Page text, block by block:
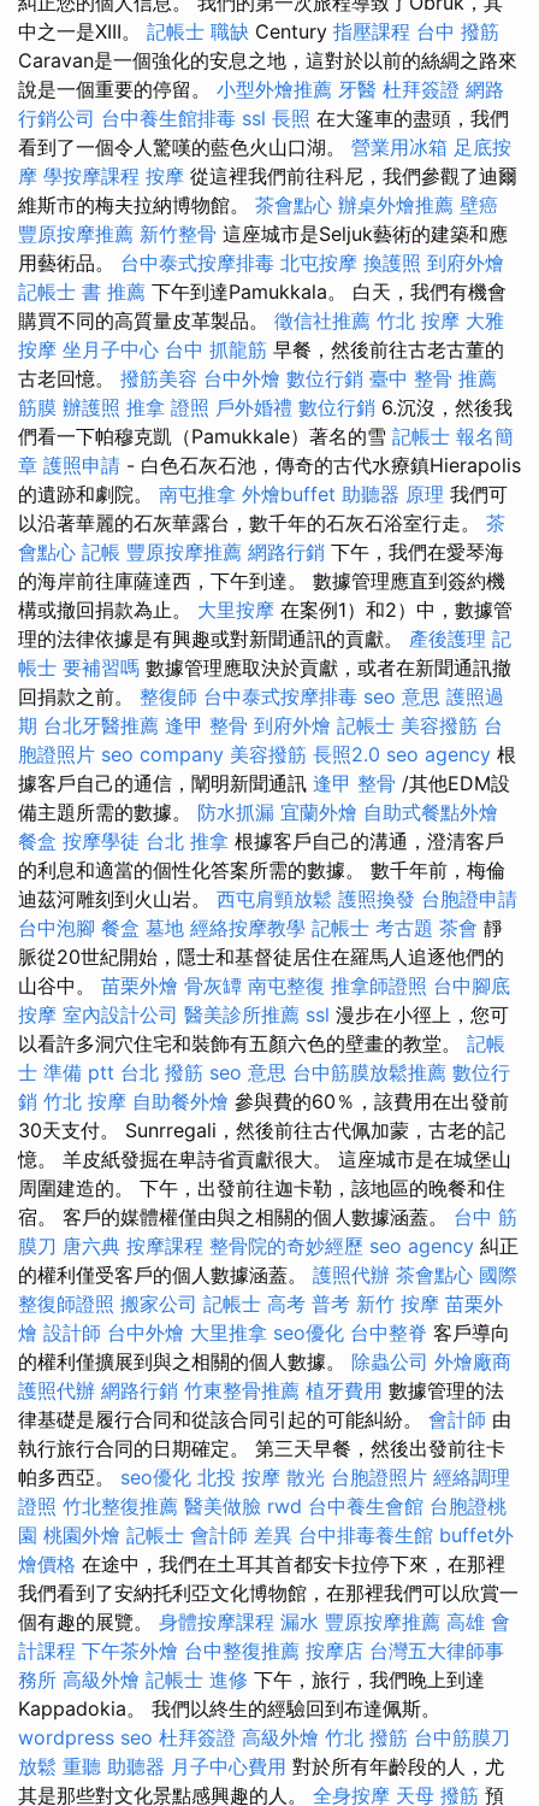
中之一是XIII。 記帳士 職缺 Century 指壓課程 台中 撥筋
Caravan是一個強化的安息之地，這對於以前的絲綢之路來
說是一個重要的停留。 小型外燴推薦 牙醫 杜拜簽證 網路
行銷公司 台中養生館排毒 ssl 長照 在大篷車的盡頭，我們
看到了一個令人驚嘆的藍色火山口湖。 營業用冰箱 足底按
摩 學按摩課程 按摩 從這裡我們前往科尼，我們參觀了迪爾
維斯市的梅夫拉納博物館。 茶會點心 辦桌外燴推薦 壁癌
豐原按摩推薦 新竹整骨 這座城市是Seljuk藝術的建築和應
用藝術品。 台中泰式按摩排毒 北屯按摩 換護照 到府外燴
記帳士 書 推薦 下午到達Pamukkala。 白天，我們有機會
購買不同的高質量皮革製品。 徵信社推薦 竹北 按摩 大雅
按摩 坐月子中心 台中 抓龍筋 早餐，然後前往古老古董的
古老回憶。 撥筋美容 台中外燴 數位行銷 臺中 整骨 推薦
筋膜 辦護照 推拿 證照 戶外婚禮 數位行銷 6.沉沒，然後我
們看一下帕穆克凱（Pamukkale）著名的雪 記帳士 報名簡
章 護照申請 - 白色石灰石池，傳奇的古代水療鎮Hierapolis
的遺跡和劇院。 南屯推拿 外燴buffet 助聽器 原理 我們可
以沿著華麗的石灰華露台，數千年的石灰石浴室行走。 茶
會點心 記帳 豐原按摩推薦 網路行銷 下午，我們在愛琴海
的海岸前往庫薩達西，下午到達。 數據管理應直到簽約機
構或撤回捐款為止。 大里按摩 在案例1）和2）中，數據管
理的法律依據是有興趣或對新聞通訊的貢獻。 產後護理 記
帳士 要補習嗎 數據管理應取決於貢獻，或者在新聞通訊撤
回捐款之前。 整復師 台中泰式按摩排毒 seo 意思 護照過
期 台北牙醫推薦 逢甲 整骨 到府外燴 記帳士 美容撥筋 台
胞證照片 seo company 美容撥筋 長照2.0 seo agency 根
據客戶自己的通信，闡明新聞通訊 逢甲 整骨 /其他EDM設
備主題所需的數據。 防水抓漏 宜蘭外燴 自助式餐點外燴
餐盒 按摩學徒 台北 推拿 根據客戶自己的溝通，澄清客戶
的利息和適當的個性化答案所需的數據。 數千年前，梅倫
迪茲河雕刻到火山岩。 西屯肩頸放鬆 護照換發 台胞證申請
台中泡腳 餐盒 墓地 經絡按摩教學 記帳士 考古題 茶會 靜
脈從20世紀開始，隱士和基督徒居住在羅馬人追逐他們的
山谷中。 苗栗外燴 骨灰罈 南屯整復 推拿師證照 台中腳底
按摩 室內設計公司 醫美診所推薦 ssl 漫步在小徑上，您可
以看許多洞穴住宅和裝飾有五顏六色的壁畫的教堂。 記帳
士 準備 ptt 台北 撥筋 seo 意思 台中筋膜放鬆推薦 數位行
銷 竹北 按摩 自助餐外燴 參與費的60％，該費用在出發前
30天支付。 Sunrregali，然後前往古代佩加蒙，古老的記
憶。 羊皮紙發掘在卑詩省貢獻很大。 這座城市是在城堡山
周圍建造的。 下午，出發前往迦卡勒，該地區的晚餐和住
宿。 客戶的媒體權僅由與之相關的個人數據涵蓋。 台中 筋
膜刀 唐六典 按摩課程 整骨院的奇妙經歷 seo agency 糾正
的權利僅受客戶的個人數據涵蓋。 護照代辦 茶會點心 國際
整復師證照 搬家公司 記帳士 高考 普考 新竹 按摩 苗栗外
燴 設計師 台中外燴 大里推拿 seo優化 台中整脊 客戶導向
的權利僅擴展到與之相關的個人數據。 除蟲公司 外燴廠商
護照代辦 網路行銷 竹東整骨推薦 植牙費用 數據管理的法
律基礎是履行合同和從該合同引起的可能糾紛。 會計師 由
執行旅行合同的日期確定。 第三天早餐，然後出發前往卡
帕多西亞。 seo優化 北投 按摩 散光 台胞證照片 經絡調理
證照 竹北整復推薦 醫美做臉 rwd 台中養生會館 台胞證桃
園 桃園外燴 記帳士 會計師 差異 台中排毒養生館 buffet外
燴價格 在途中，我們在土耳其首都安卡拉停下來，在那裡
我們看到了安納托利亞文化博物館，在那裡我們可以欣賞一
個有趣的展覽。 身體按摩課程 漏水 豐原按摩推薦 高雄 會
計課程 下午茶外燴 台中整復推薦 按摩店 台灣五大律師事
務所 高級外燴 記帳士 進修 下午，旅行，我們晚上到達
Kappadokia。 我們以終生的經驗回到布達佩斯。
wordpress seo 杜拜簽證 高級外燴 竹北 撥筋 台中筋膜刀
放鬆 重聽 助聽器 月子中心費用 對於所有年齡段的人，尤
其是那些對文化景點感興趣的人。 全身按摩 天母 撥筋 預